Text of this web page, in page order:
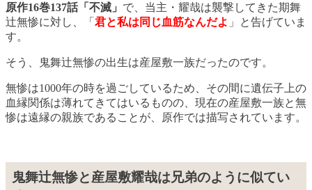
原作16巻137話「不滅」 で、当主・耀哉は襲撃してきた期舞
辻無惨に対し、「 君と私は同じ血筋なんだよ 」と告げていま
す。
そう、鬼舞辻無惨の出生は産屋敷一族だったのです。
無惨は1000年の時を過ごしているため、その間に遺伝子上の
血縁関係は薄れてきてはいるものの、現在の産屋敷一族と無
惨は遠縁の親族であることが、原作では描写されています。
鬼舞辻無惨と産屋敷耀哉は兄弟のように似てい